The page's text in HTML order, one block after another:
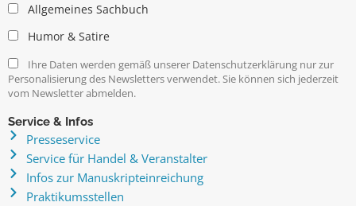
Allgemeines Sachbuch
Humor & Satire
Ihre Daten werden gemäß unserer Datenschutzerklärung nur zur
Personalisierung des Newsletters verwendet. Sie können sich jederzeit
vom Newsletter abmelden.
Service & Infos
Presseservice
Service für Handel & Veranstalter
Infos zur Manuskripteinreichung
Praktikumsstellen